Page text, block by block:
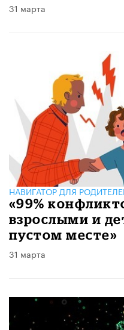
31 марта
НАВИГАТОР ДЛЯ
«99%
взрослыми и
пустом месте»
31 марта